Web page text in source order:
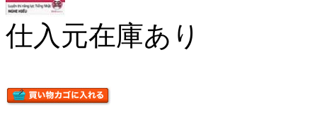
仕入元在庫あり